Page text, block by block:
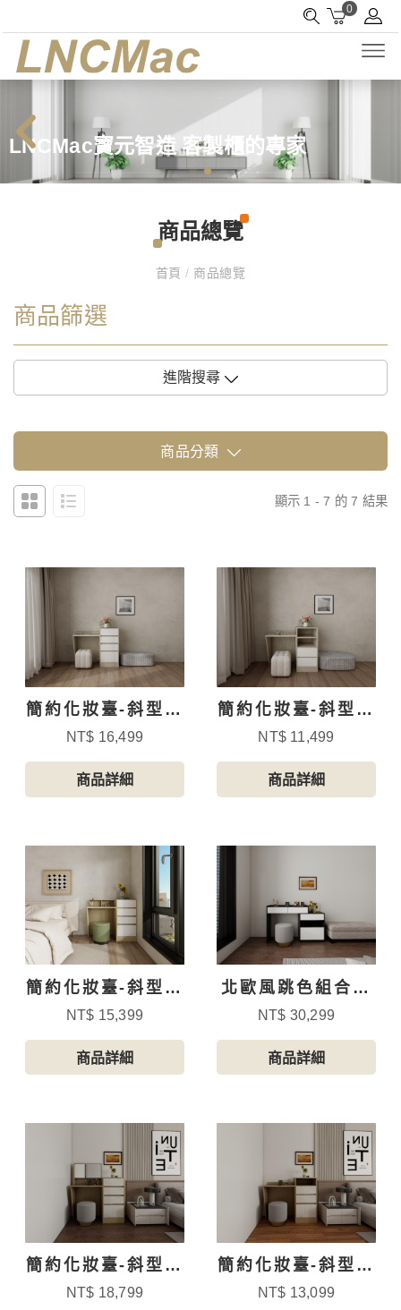
0
LNCMac寶元智造 客製櫃的專家
商品總覽
首頁/ 商品總覽
商品篩選
進階搜尋
商品分類
顯示 1 - 7 的 7 結果
簡約化妝臺-斜型附
側櫃
NT$ 16,499
商品詳細
簡約化妝臺-斜型附
側櫃-2
NT$ 11,499
商品詳細
簡約化妝臺-斜型附
側櫃-5
NT$ 15,399
商品詳細
北歐風跳色組合梳
妝臺
NT$ 30,299
商品詳細
簡約化妝臺-斜型附
側櫃-4
NT$ 18,799
簡約化妝臺-斜型附
側櫃-1
NT$ 13,099